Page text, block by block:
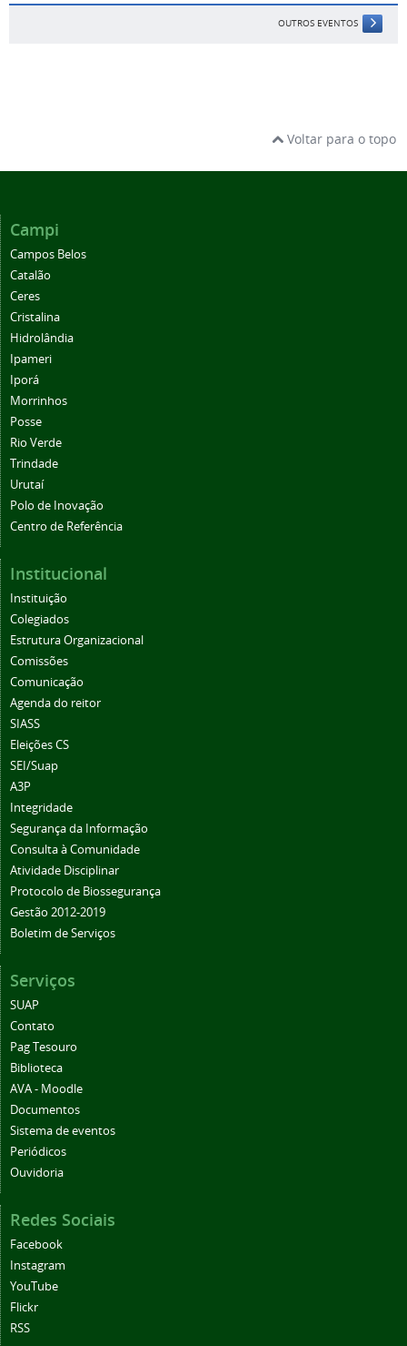
OUTROS EVENTOS
Voltar para o topo
Campi
Campos Belos
Catalão
Ceres
Cristalina
Hidrolândia
Ipameri
Iporá
Morrinhos
Posse
Rio Verde
Trindade
Urutaí
Polo de Inovação
Centro de Referência
Institucional
Instituição
Colegiados
Estrutura Organizacional
Comissões
Comunicação
Agenda do reitor
SIASS
Eleições CS
SEI/Suap
A3P
Integridade
Segurança da Informação
Consulta à Comunidade
Atividade Disciplinar
Protocolo de Biossegurança
Gestão 2012-2019
Boletim de Serviços
Serviços
SUAP
Contato
Pag Tesouro
Biblioteca
AVA - Moodle
Documentos
Sistema de eventos
Periódicos
Ouvidoria
Redes Sociais
Facebook
Instagram
YouTube
Flickr
RSS